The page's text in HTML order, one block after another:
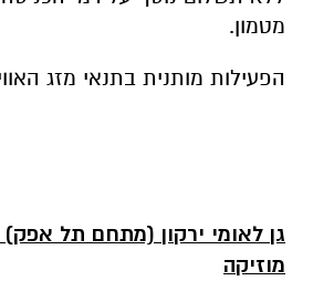
השקיעה על הדשא מול האגם בגן
מתחם תל אפק.